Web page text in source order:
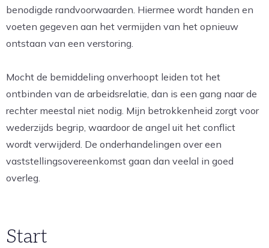
benodigde randvoorwaarden. Hiermee wordt handen en
voeten gegeven aan het vermijden van het opnieuw
ontstaan van een verstoring.
Mocht de bemiddeling onverhoopt leiden tot het
ontbinden van de arbeidsrelatie, dan is een gang naar de
rechter meestal niet nodig. Mijn betrokkenheid zorgt voor
wederzijds begrip, waardoor de angel uit het conflict
wordt verwijderd. De onderhandelingen over een
vaststellingsovereenkomst gaan dan veelal in goed
overleg.
Start